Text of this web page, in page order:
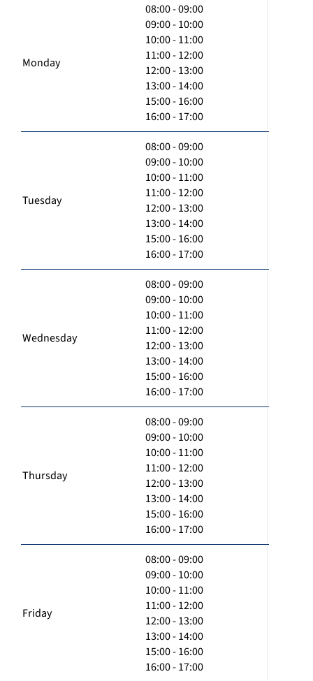
Monday
08:00 - 09:00
09:00 - 10:00
10:00 - 11:00
11:00 - 12:00
12:00 - 13:00
13:00 - 14:00
15:00 - 16:00
16:00 - 17:00
Tuesday
08:00 - 09:00
09:00 - 10:00
10:00 - 11:00
11:00 - 12:00
12:00 - 13:00
13:00 - 14:00
15:00 - 16:00
16:00 - 17:00
Wednesday
08:00 - 09:00
09:00 - 10:00
10:00 - 11:00
11:00 - 12:00
12:00 - 13:00
13:00 - 14:00
15:00 - 16:00
16:00 - 17:00
Thursday
08:00 - 09:00
09:00 - 10:00
10:00 - 11:00
11:00 - 12:00
12:00 - 13:00
13:00 - 14:00
15:00 - 16:00
16:00 - 17:00
Friday
08:00 - 09:00
09:00 - 10:00
10:00 - 11:00
11:00 - 12:00
12:00 - 13:00
13:00 - 14:00
15:00 - 16:00
16:00 - 17:00